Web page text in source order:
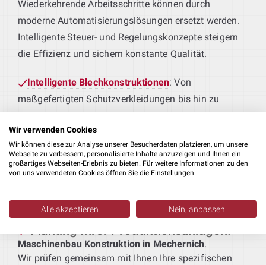
Wiederkehrende Arbeitsschritte können durch
moderne Automatisierungslösungen ersetzt werden.
Intelligente Steuer- und Regelungskonzepte steigern
die Effizienz und sichern konstante Qualität.
Intelligente Blechkonstruktionen: Von
maßgefertigten Schutzverkleidungen bis hin zu
tragenden Rahmenkonstruktionen – wir entwickeln
Blechteile, die perfekt zu Ihren Produktionsprozessen
passen.
Maschinen für Ihre Fertigung: Sie liefern das
Erstbearbeitung bis zur Weiterverarbeitung realisieren
Maschinenbau Konstruktion in Mechernich.
Planung Ihrer Produktionsanlagen:
Wir prüfen gemeinsam mit Ihnen Ihre spezifischen
Wir verwenden Cookies
Wir können diese zur Analyse unserer Besucherdaten platzieren, um unsere
Webseite zu verbessern, personalisierte Inhalte anzuzeigen und Ihnen ein
großartiges Webseiten-Erlebnis zu bieten. Für weitere Informationen zu den
von uns verwendeten Cookies öffnen Sie die Einstellungen.
Alle akzeptieren Nein, anpassen